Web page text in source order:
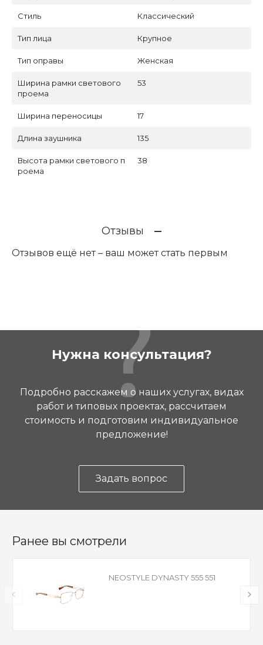
Стиль Классический
Тип лица Крупное
Тип оправы Женская
Ширина рамки светового
проема
53
Ширина переносицы 17
Длина заушника 135
Высота рамки светового п
роема
38
Отзывы
Отзывов ещё нет – ваш может стать первым
Нужна консультация?
Подробно расскажем о наших услугах, видах
работ и типовых проектах, рассчитаем
стоимость и подготовим индивидуальное
предложение!
Задать вопрос
Ранее вы смотрели
NEOSTYLE DYNASTY 555 551